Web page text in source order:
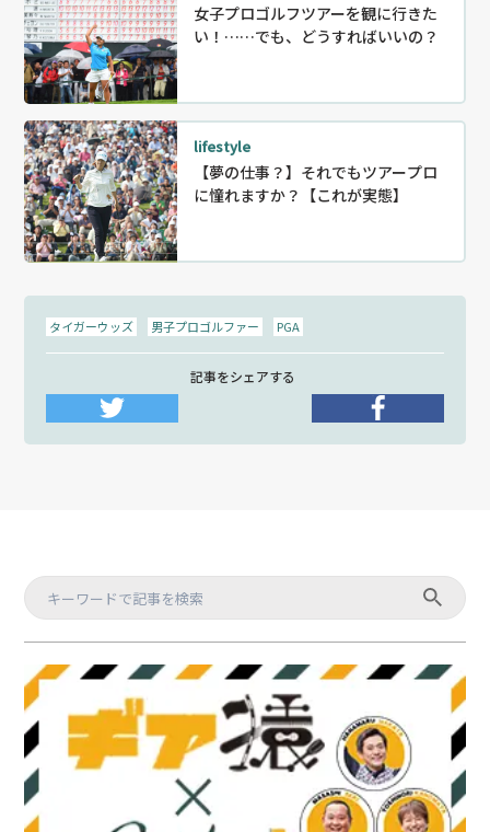
女子プロゴルフツアーを観に行きた
い！……でも、どうすればいいの？
lifestyle
【夢の仕事？】それでもツアープロ
に憧れますか？【これが実態】
タイガーウッズ 男子プロゴルファー PGA
記事をシェアする